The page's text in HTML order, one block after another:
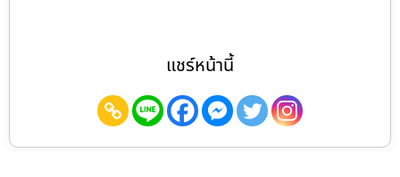
แชร์หน้านี้